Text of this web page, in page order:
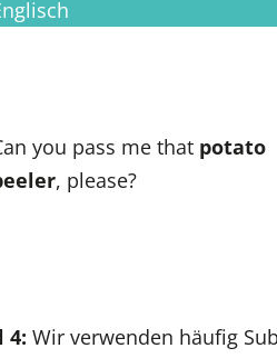
you pass me that potato
, please?
4: Wir verwenden häufig